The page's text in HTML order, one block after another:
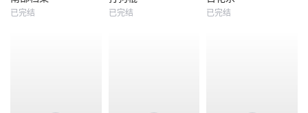
已完结 已完结 已完结